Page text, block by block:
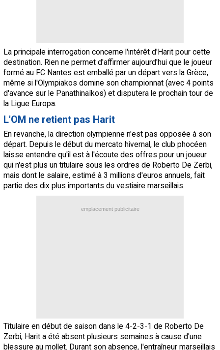
La principale interrogation concerne l'intérêt d'Harit pour cette
destination. Rien ne permet d'affirmer aujourd'hui que le joueur
formé au FC Nantes est emballé par un départ vers la Grèce,
même si l'Olympiakos domine son championnat (avec 4 points
d'avance sur le Panathinaïkos) et disputera le prochain tour de
la Ligue Europa.
L'OM ne retient pas Harit
En revanche, la direction olympienne n'est pas opposée à son
départ. Depuis le début du mercato hivernal, le club phocéen
laisse entendre qu'il est à l'écoute des offres pour un joueur
qui n'est plus un titulaire sous les ordres de Roberto De Zerbi,
mais dont le salaire, estimé à 3 millions d'euros annuels, fait
partie des dix plus importants du vestiaire marseillais.
emplacement publicitaire
Titulaire en début de saison dans le 4-2-3-1 de Roberto De
Zerbi, Harit a été absent plusieurs semaines à cause d'une
blessure au mollet. Durant son absence, l'entraîneur marseillais